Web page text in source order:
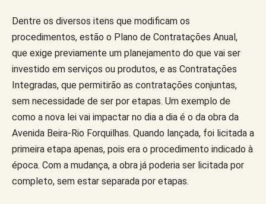
Dentre os diversos itens que modificam os
procedimentos, estão o Plano de Contratações Anual,
que exige previamente um planejamento do que vai ser
investido em serviços ou produtos, e as Contratações
Integradas, que permitirão as contratações conjuntas,
sem necessidade de ser por etapas. Um exemplo de
como a nova lei vai impactar no dia a dia é o da obra da
Avenida Beira-Rio Forquilhas. Quando lançada, foi licitada a
primeira etapa apenas, pois era o procedimento indicado à
época. Com a mudança, a obra já poderia ser licitada por
completo, sem estar separada por etapas.